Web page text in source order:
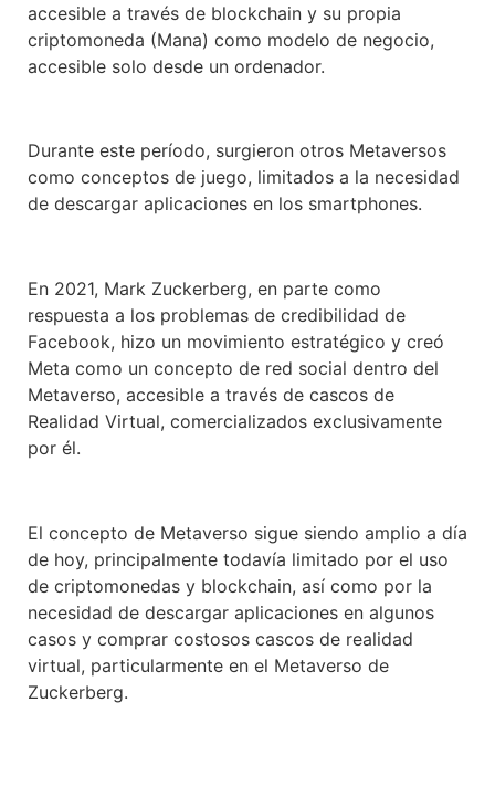
accesible a través de blockchain y su propia
criptomoneda (Mana) como modelo de negocio,
accesible solo desde un ordenador.
Durante este período, surgieron otros Metaversos
como conceptos de juego, limitados a la necesidad
de descargar aplicaciones en los smartphones.
En 2021, Mark Zuckerberg, en parte como
respuesta a los problemas de credibilidad de
Facebook, hizo un movimiento estratégico y creó
Meta como un concepto de red social dentro del
Metaverso, accesible a través de cascos de
Realidad Virtual, comercializados exclusivamente
por él.
El concepto de Metaverso sigue siendo amplio a día
de hoy, principalmente todavía limitado por el uso
de criptomonedas y blockchain, así como por la
necesidad de descargar aplicaciones en algunos
casos y comprar costosos cascos de realidad
virtual, particularmente en el Metaverso de
Zuckerberg.